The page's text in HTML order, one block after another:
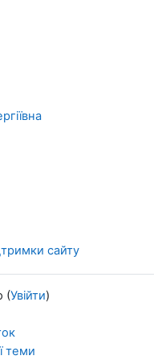
сайту
(Увійти)
теми